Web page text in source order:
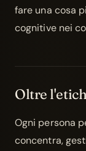
fare una cosa
cognitive nei
Oltre
Ogni persona
concentra,